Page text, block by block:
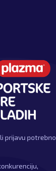
prijavu potrebno